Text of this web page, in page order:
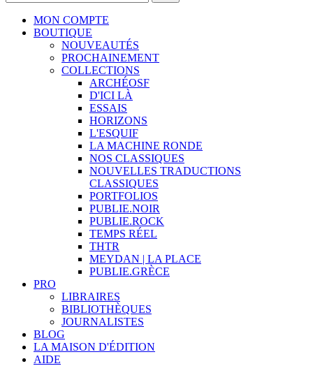
MON COMPTE
BOUTIQUE
NOUVEAUTÉS
PROCHAINEMENT
COLLECTIONS
ARCHÉOSF
D'ICI LÀ
ESSAIS
HORIZONS
L'ESQUIF
LA MACHINE RONDE
NOS CLASSIQUES
NOUVELLES TRADUCTIONS
CLASSIQUES
PORTFOLIOS
PUBLIE.NOIR
PUBLIE.ROCK
TEMPS RÉEL
THTR
MEYDAN | LA PLACE
PUBLIE.GRÈCE
PRO
LIBRAIRES
BIBLIOTHÈQUES
JOURNALISTES
BLOG
LA MAISON D'ÉDITION
AIDE